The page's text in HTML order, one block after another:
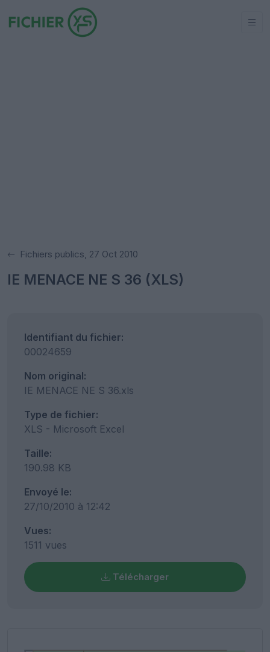
Fichiers publics, 27 Oct 2010
IE MENACE NE S 36 (XLS)
Identifiant du fichier:
00024659
Nom original:
IE MENACE NE S 36.xls
Type de fichier:
XLS - Microsoft Excel
Taille:
190.98 KB
Envoyé le:
27/10/2010 à 12:42
Vues:
1511 vues
Télécharger